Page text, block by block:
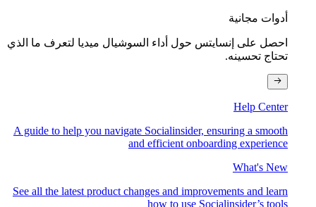
أدوات مجانية
احصل على إنسايتس حول أداء السوشيال ميديا لتعرف ما الذي
تحتاج تحسينه.
Help Center
A guide to help you navigate Socialinsider, ensuring a smooth
and efficient onboarding experience
What's New
See all the latest product changes and improvements and learn
how to use Socialinsider’s tools